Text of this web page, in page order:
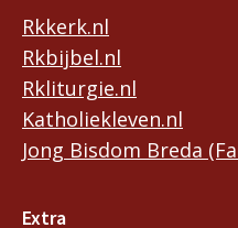
Rkkerk.nl
Rkbijbel.nl
Rkliturgie.nl
Katholiekleven.nl
Jong Bisdom Breda
Extra